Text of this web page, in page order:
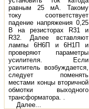
равным 25 мА. Такому
току соответствует
падение напряжения 0,25
В на резисторах R31 и
R32. Далее вставляют
лампы 6Н6П и 6Н1П и
проверяют параметры
усилителя. Если
усилитель возбуждается,
следует поменять
местами концы вторичной
обмотки выходного
трансформатора. .
Далее...